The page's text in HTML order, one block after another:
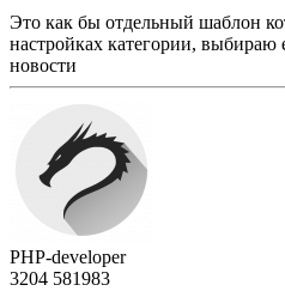
Это как бы отдельный шаблон
настройках категории, выбираю
новости
PHP-developer
3204 581983